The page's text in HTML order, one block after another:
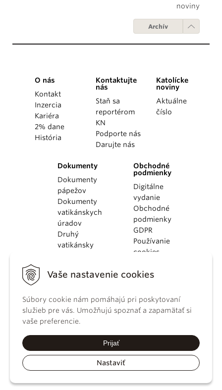
Vaše nastavenie cookies
Súbory cookie nám pomáhajú pri poskytovaní
služieb pre vás. Umožňujú spoznať a zapamätať si
vaše preferencie.
Prijať
Nastaviť
noviny
Archív
O nás
Kontakt
Inzercia
Kariéra
2% dane
História
Kontaktujte
nás
Staň sa
reportérom
KN
Podporte nás
Darujte nás
Katolícke
noviny
Aktuálne
číslo
Dokumenty
Dokumenty
pápežov
Dokumenty
vatikánskych
úradov
Druhý
vatikánsky
KBS
kánonického
práva
Katechizmus
Obchodné
podmienky
Digitálne
vydanie
Obchodné
podmienky
GDPR
Používanie
cookies